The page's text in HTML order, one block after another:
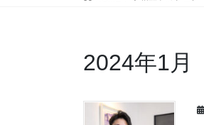
2024年1月